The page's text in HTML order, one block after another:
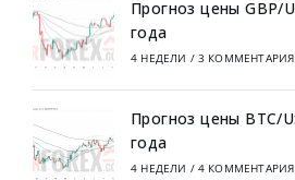
Прогноз цены GBP/
года
4 НЕДЕЛИ / 3 КОММЕНТАРИЯ
Прогноз цены BTC/
года
4 НЕДЕЛИ / 4 КОММЕНТАРИЯ